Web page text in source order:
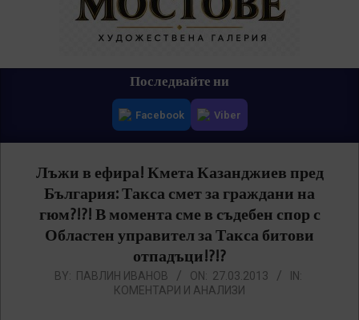
Последвайте ни
Facebook Viber
Лъжи в ефира! Кмета Казанджиев пред
България: Такса смет за граждани на
гюм?!?! В момента сме в съдебен спор с
Областен управител за Такса битови
отпадъци!?!?
BY: ПАВЛИН ИВАНОВ ON: 27.03.2013
IN:
КОМЕНТАРИ И АНАЛИЗИ